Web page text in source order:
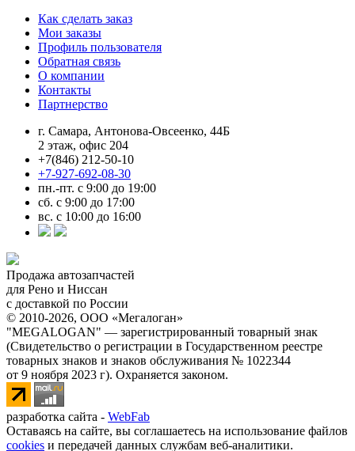
Как сделать заказ
Мои заказы
Профиль пользователя
Обратная связь
О компании
Контакты
Партнерство
г. Самара, Антонова-Овсеенко, 44Б
2 этаж, офис 204
+7(846) 212-50-10
+7-927-692-08-30
пн.-пт. с 9:00 до 19:00
сб. с 9:00 до 17:00
вс. с 10:00 до 16:00
Продажа автозапчастей
для Рено и Ниссан
с доставкой по России
© 2010-2026, ООО «Мегалоган»
"MEGALOGAN" — зарегистрированный товарный знак
(Свидетельство о регистрации в Государственном реестре
товарных знаков и знаков обслуживания № 1022344
от 9 ноября 2023 г). Охраняется законом.
разработка сайта - WebFab
Оставаясь на сайте, вы соглашаетесь на использование файлов
cookies и передачей данных службам веб-аналитики.